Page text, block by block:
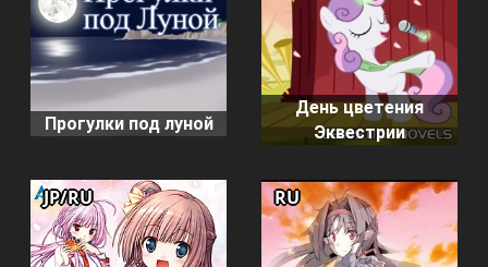
Прогулки под луной
День цветения
Эквестрии
JP/RU RU